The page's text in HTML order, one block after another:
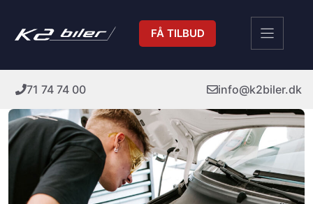
indhold
FÅ TILBUD
71 74 74 00 info@k2biler.dk